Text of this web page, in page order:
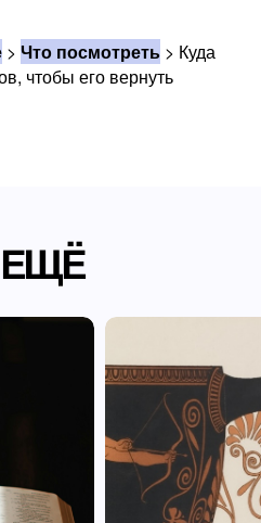
> Что посмотреть > Куда
чтобы его вернуть